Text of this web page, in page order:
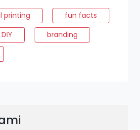
printing
fun facts
DIY
branding